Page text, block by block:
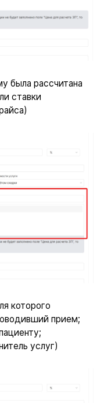
была рассчитана
ставки
которого
прием;
услуг)